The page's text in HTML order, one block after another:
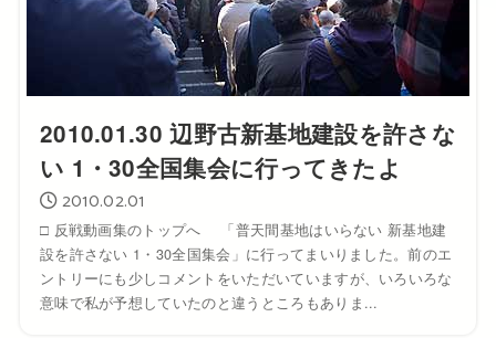
2010.01.30 辺野古新基地建設を許さな
い 1・30全国集会に行ってきたよ
2010.02.01
□ 反戦動画集のトップへ 「普天間基地はいらない 新基地建
設を許さない 1・30全国集会」に行ってまいりました。前のエ
ントリーにも少しコメントをいただいていますが、いろいろな
意味で私が予想していたのと違うところもありま...